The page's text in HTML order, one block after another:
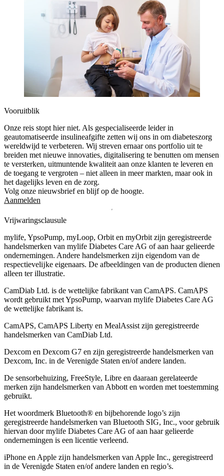
Vooruitblik
Onze reis stopt hier niet. Als gespecialiseerde leider in
geautomatiseerde insulineafgifte zetten wij ons in om diabeteszorg
wereldwijd te verbeteren. Wij streven ernaar ons portfolio uit te
breiden met nieuwe innovaties, digitalisering te benutten om mensen
te versterken, uitmuntende kwaliteit aan onze klanten te leveren en
de toegang te vergroten – niet alleen in meer markten, maar ook in
het dagelijks leven en de zorg.
Volg onze nieuwsbrief en blijf op de hoogte.
Aanmelden
Vrijwaringsclausule
mylife, YpsoPump, myLoop, Orbit en myOrbit zijn geregistreerde
handelsmerken van mylife Diabetes Care AG of aan haar gelieerde
ondernemingen. Andere handelsmerken zĳn eigendom van de
respectievelĳke eigenaars. De afbeeldingen van de producten dienen
alleen ter illustratie.
CamDiab Ltd. is de wettelijke fabrikant van CamAPS. CamAPS
wordt gebruikt met YpsoPump, waarvan mylife Diabetes Care AG
de wettelijke fabrikant is.
CamAPS, CamAPS Liberty en MealAssist zijn geregistreerde
handelsmerken van CamDiab Ltd.
Dexcom en Dexcom G7 en zijn geregistreerde handelsmerken van
Dexcom, Inc. in de Verenigde Staten en/of andere landen.
De sensorbehuizing, FreeStyle, Libre en daaraan gerelateerde
merken zijn handelsmerken van Abbott en worden met toestemming
gebruikt.
Het woordmerk Bluetooth® en bijbehorende logo’s zijn
geregistreerde handelsmerken van Bluetooth SIG, Inc., voor gebruik
hiervan door mylife Diabetes Care AG of aan haar gelieerde
ondernemingen is een licentie verleend.
iPhone en Apple zĳn handelsmerken van Apple Inc., geregistreerd
in de Verenigde Staten en/of andere landen en regio’s.